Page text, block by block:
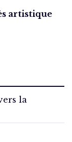
artistique
la